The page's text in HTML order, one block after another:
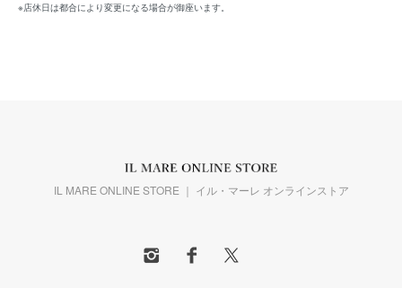
※店休日は都合により変更になる場合が御座います。
IL MARE ONLINE STORE ｜ イル・マーレ オンラインストア